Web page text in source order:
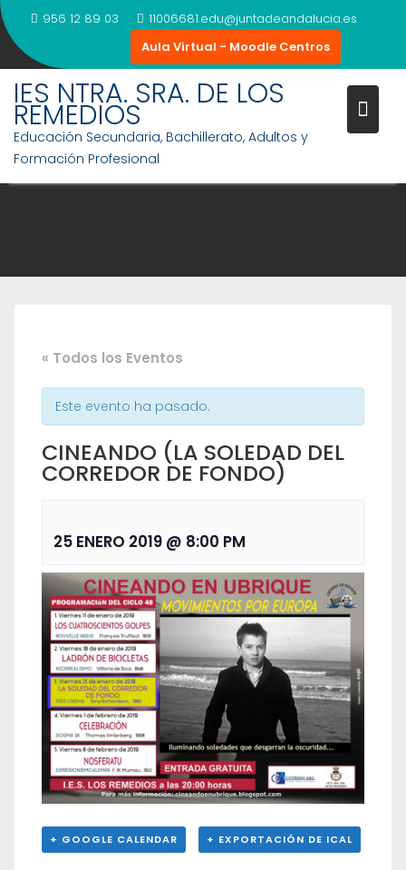
Saltar
al
contenido
956 12 89 03
11006681.edu@juntadeandalucia.es
Aula Virtual - Moodle Centros
IES NTRA. SRA. DE LOS
REMEDIOS
Educación Secundaria, Bachillerato, Adultos y
Formación Profesional
« Todos los Eventos
Este evento ha pasado.
CINEANDO (LA SOLEDAD DEL
CORREDOR DE FONDO)
25 ENERO 2019 @ 8:00 PM
+ GOOGLE CALENDAR + EXPORTACIÓN DE ICAL